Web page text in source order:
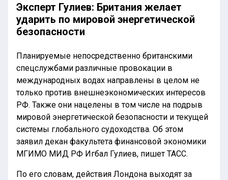
Эксперт Гулиев: Британия желает
ударить по мировой энергетической
безопасности
Планируемые непосредственно британскими
спецслужбами различные провокации в
международных водах направлены в целом не
только против внешнеэкономических интересов
РФ. Также они нацелены в том числе на подрыв
мировой энергетической безопасности и текущей
системы глобального судоходства. Об этом
заявил декан факультета финансовой экономики
МГИМО МИД РФ Игбал Гулиев, пишет ТАСС.
По его словам, действия Лондона выходят за